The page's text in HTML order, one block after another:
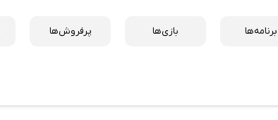
برنامه‌ها بازی‌ها پرفروش‌ها